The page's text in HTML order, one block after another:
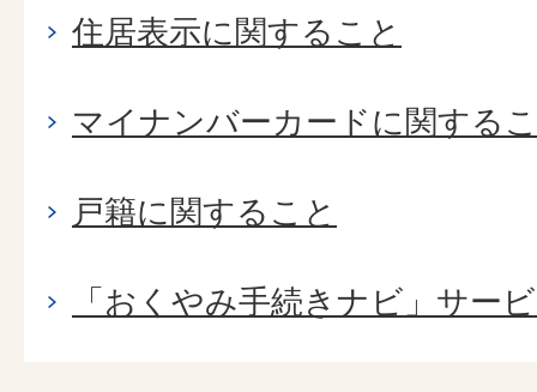
住居表示に関すること
マイナンバーカードに関する
戸籍に関すること
「おくやみ手続きナビ」サー